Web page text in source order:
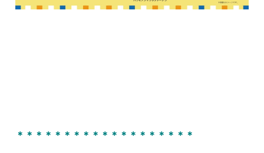
＊＊＊＊＊＊＊＊＊＊＊＊＊＊＊＊＊＊＊